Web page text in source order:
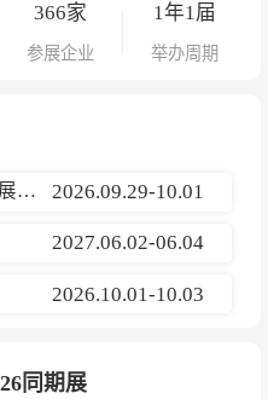
366家
参展企业
1年1届
举办周期
马来西亚化妆品、包装材料展览会 2026.09.29-10.01
2027.06.02-06.04
2026.10.01-10.03
同期展